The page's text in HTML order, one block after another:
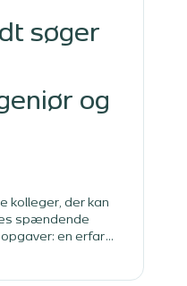
søger
og
kolleger, der kan
spændende
en erfaren